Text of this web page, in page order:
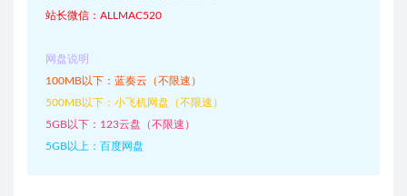
站长微信：ALLMAC520
网盘说明
100MB以下：蓝奏云（不限速）
500MB以下：小飞机网盘（不限速）
5GB以下：123云盘（不限速）
5GB以上：百度网盘